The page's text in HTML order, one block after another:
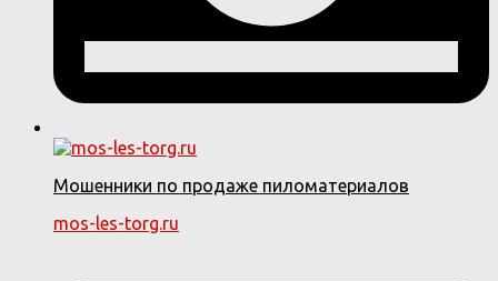
Мошенники по продаже пиломатериалов
mos-les-torg.ru